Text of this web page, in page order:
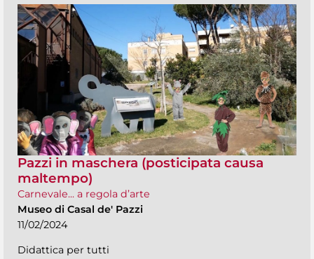
Pazzi in maschera (posticipata causa
maltempo)
Carnevale... a regola d’arte
Museo di Casal de' Pazzi
11/02/2024
Didattica per tutti